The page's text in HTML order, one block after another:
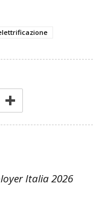
Italia 2026